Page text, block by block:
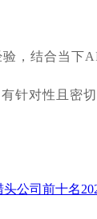
，结合当下
有针对性且密
公司前十名